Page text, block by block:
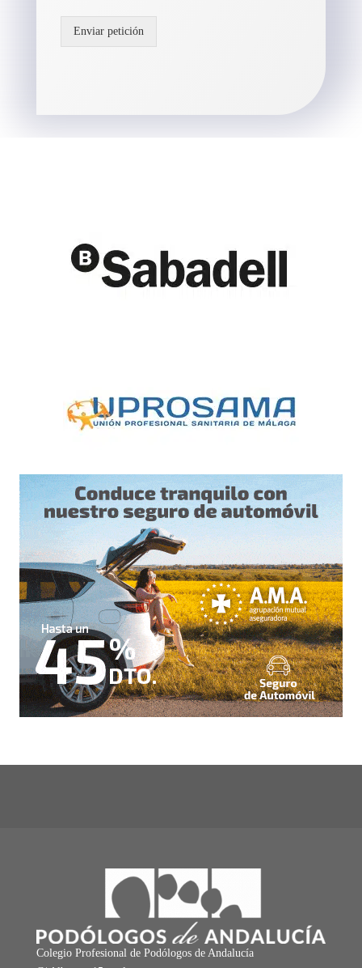
Enviar petición
Colegio Profesional de Podólogos de Andalucía